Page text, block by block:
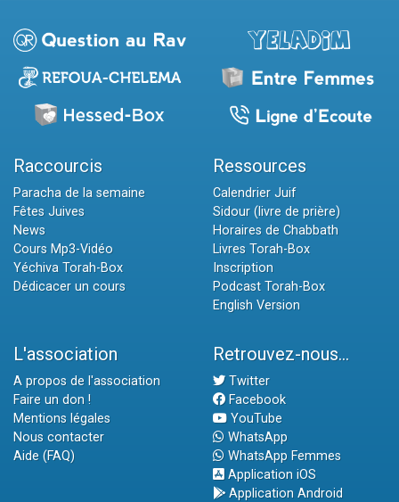
Raccourcis
Paracha de la semaine
Fêtes Juives
News
Cours Mp3-Vidéo
Yéchiva Torah-Box
Dédicacer un cours
Ressources
Calendrier Juif
Sidour (livre de prière)
Horaires de Chabbath
Livres Torah-Box
Inscription
Podcast Torah-Box
English Version
L'association
A propos de l'association
Faire un don !
Mentions légales
Nous contacter
Aide (FAQ)
Retrouvez-nous...
Twitter
Facebook
YouTube
WhatsApp
WhatsApp Femmes
Application iOS
Application Android